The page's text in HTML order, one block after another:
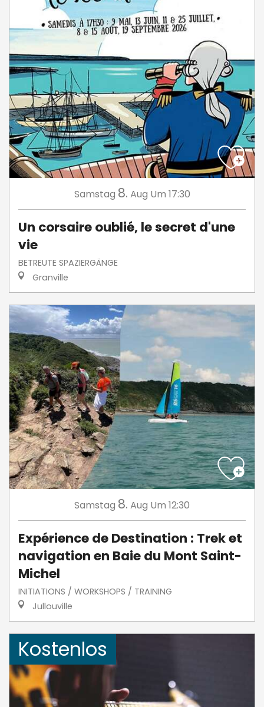
Samstag 8. Aug Um 17:30
Un corsaire oublié, le secret d'une
vie
BETREUTE SPAZIERGÄNGE
Granville
Samstag 8. Aug Um 12:30
Expérience de Destination : Trek et
navigation en Baie du Mont Saint-
Michel
INITIATIONS / WORKSHOPS / TRAINING
Jullouville
Kostenlos